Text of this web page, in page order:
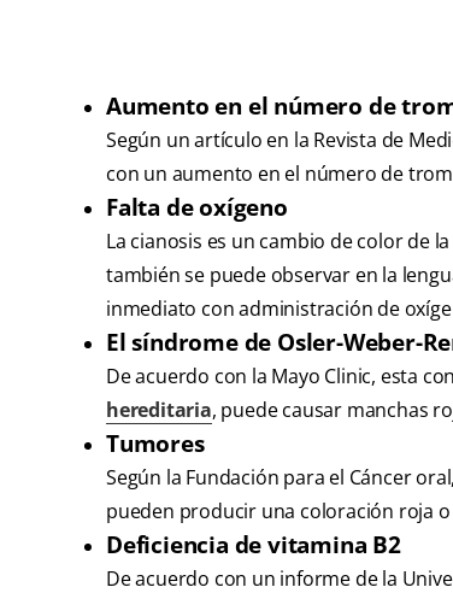
Aumento en el número de
Según un artículo en la Revista de
con un aumento en el número de
Falta de oxígeno
La cianosis es un cambio de color de
también se puede observar en la
inmediato con administración de
El síndrome de Osler-Weber-
De acuerdo con la Mayo Clinic, esta
hereditaria, puede causar manchas
Tumores
Según la Fundación para el Cáncer
pueden producir una coloración roja
Deficiencia de vitamina B2
De acuerdo con un informe de la